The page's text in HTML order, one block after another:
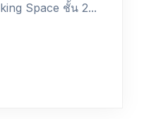
Space ชั้น 2...